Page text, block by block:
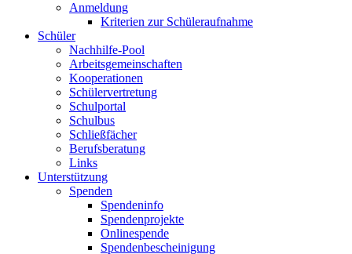
Anmeldung
Kriterien zur Schüleraufnahme
Schüler
Nachhilfe-Pool
Arbeitsgemeinschaften
Kooperationen
Schülervertretung
Schulportal
Schulbus
Schließfächer
Berufsberatung
Links
Unterstützung
Spenden
Spendeninfo
Spendenprojekte
Onlinespende
Spendenbescheinigung